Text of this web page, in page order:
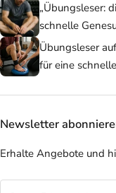
„Übungsleser:
schnelle
Übungsleser
für eine
Newsletter
Erhalte Angebote und